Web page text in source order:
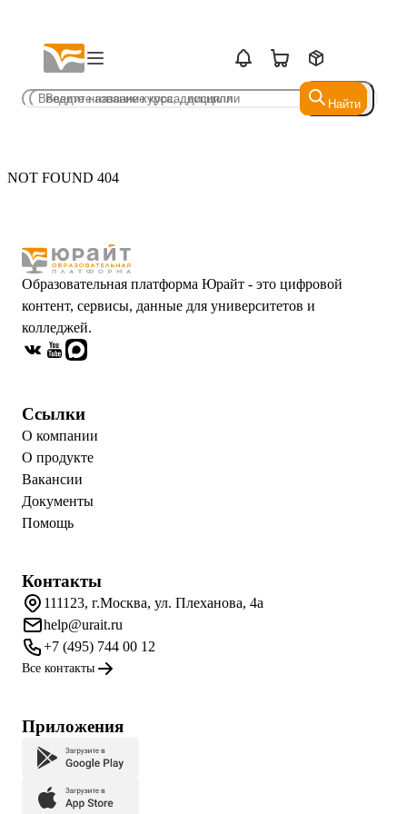
Найти
Найти
NOT FOUND 404
Образовательная платформа Юрайт - это цифровой
контент, сервисы, данные для университетов и
колледжей.
Ссылки
О компании
О продукте
Вакансии
Документы
Помощь
Контакты
111123, г.Москва, ул. Плеханова, 4а
help@urait.ru
+7 (495) 744 00 12
Все контакты
Приложения